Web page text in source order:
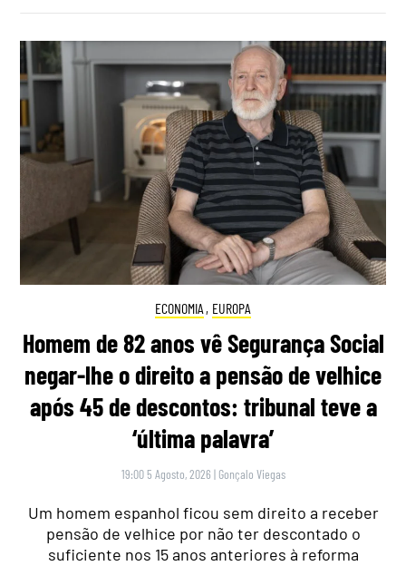
ECONOMIA , EUROPA
Homem de 82 anos vê Segurança Social
negar-lhe o direito a pensão de velhice
após 45 de descontos: tribunal teve a
‘última palavra’
19:00 5 Agosto, 2026 | Gonçalo Viegas
Um homem espanhol ficou sem direito a receber
pensão de velhice por não ter descontado o
suficiente nos 15 anos anteriores à reforma